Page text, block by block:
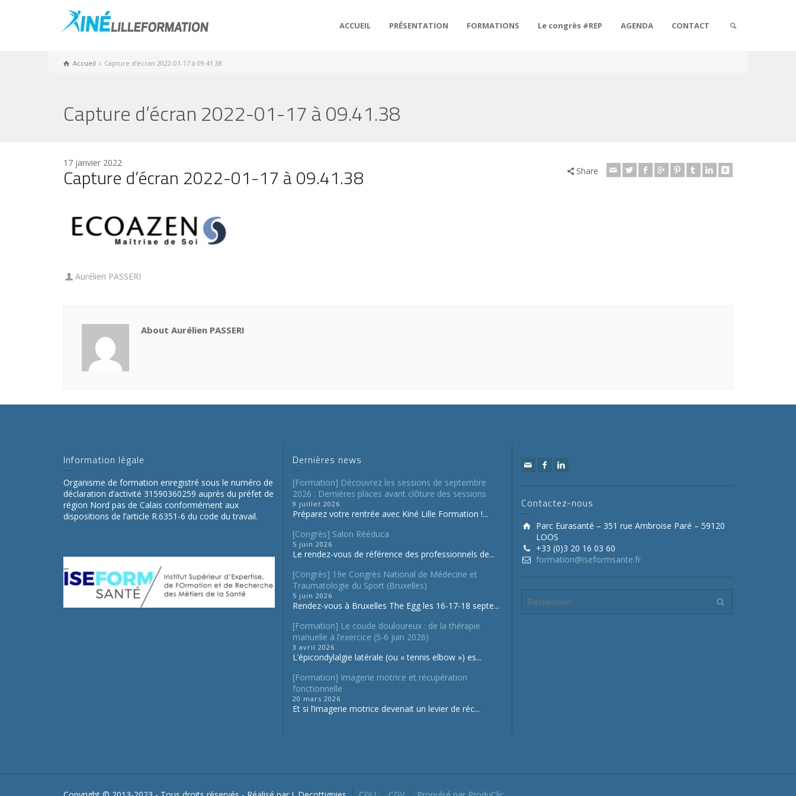
ACCUEIL PRÉSENTATION FORMATIONS Le congrès #REP AGENDA CONTACT
Accueil Capture d’écran 2022-01-17 à 09.41.38
Capture d’écran 2022-01-17 à 09.41.38
17 janvier 2022
Capture d’écran 2022-01-17 à 09.41.38 Share
Aurélien PASSERI
About Aurélien PASSERI
Information légale
Organisme de formation enregistré sous le numéro de
déclaration d’activité 31590360259 auprès du préfet de
région Nord pas de Calais conformément aux
dispositions de l’article R.6351-6 du code du travail.
Dernières news
[Formation] Découvrez les sessions de septembre
2026 : Dernières places avant clôture des sessions
9 juillet 2026
Préparez votre rentrée avec Kiné Lille Formation !...
[Congrès] Salon Rééduca
5 juin 2026
Le rendez-vous de référence des professionnels de...
[Congrès] 19e Congrès National de Médecine et
Traumatologie du Sport (Bruxelles)
5 juin 2026
Rendez-vous à Bruxelles The Egg les 16-17-18 septe...
[Formation] Le coude douloureux : de la thérapie
manuelle à l’exercice (5-6 juin 2026)
3 avril 2026
L’épicondylalgie latérale (ou « tennis elbow ») es...
[Formation] Imagerie motrice et récupération
fonctionnelle
20 mars 2026
Et si l’imagerie motrice devenait un levier de réc...
Contactez-nous
Parc Eurasanté – 351 rue Ambroise Paré – 59120
LOOS
+33 (0)3 20 16 03 60
formation@iseformsante.fr